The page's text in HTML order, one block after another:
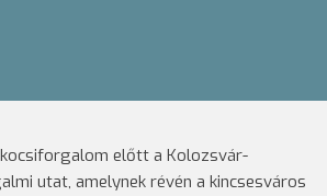
előtt a Kolozsvár-
utat, amelynek révén a kincsesváros